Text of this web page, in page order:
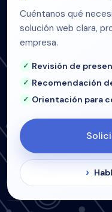
Cuéntanos qué
solución web clara,
empresa.
Revisión de
Recomendación
Orientación para